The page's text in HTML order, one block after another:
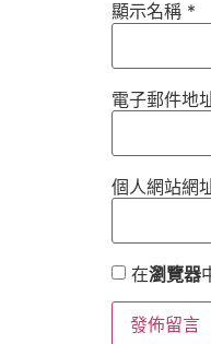
顯示名稱 *
電子郵件地
個人網站網
在瀏覽器